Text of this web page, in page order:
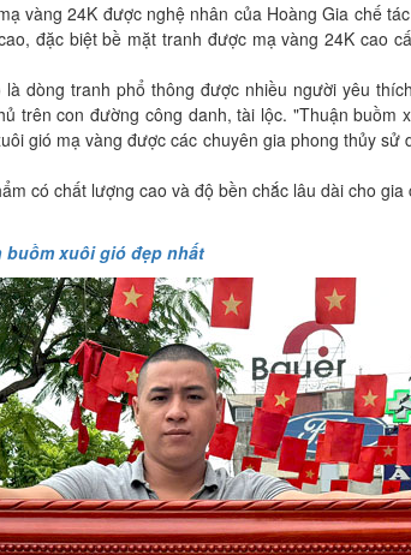
vàng 24K được nghệ nhân của Hoàng Gia chế
đặc biệt bề mặt tranh được mạ vàng 24K cao
là dòng tranh phổ thông được nhiều người yêu
trên con đường công danh, tài lộc. "Thuận
gió mạ vàng được các chuyên gia phong thủy
có chất lượng cao và độ bền chắc lâu dài cho
xuôi gió đẹp nhất